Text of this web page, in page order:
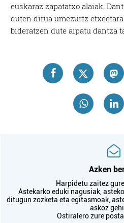
euskaraz zapatatxo alaiak.
duten dirua umezurtz
bideratzen dute aipatu dantza
Azken
Harpidetu zaitez
Astekarko eduki nagusiak,
ditugun zozketa eta egitasmoak,
askoz
Ostiralero zure